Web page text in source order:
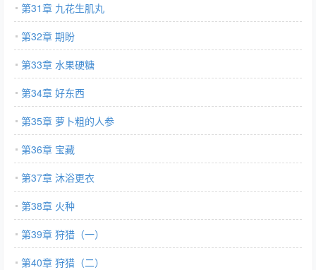
第31章 九花生肌丸
第32章 期盼
第33章 水果硬糖
第34章 好东西
第35章 萝卜粗的人参
第36章 宝藏
第37章 沐浴更衣
第38章 火种
第39章 狩猎（一）
第40章 狩猎（二）